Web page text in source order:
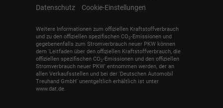
Datenschutz
Cookie-Einstellungen
Weitere Informationen zum offiziellen Kraftstoffverbrauch
und zu den offiziellen spezifischen CO2-Emissionen und
gegebenenfalls zum Stromverbrauch neuer PKW können
dem 'Leitfaden über den offiziellen Kraftstoffverbrauch, die
offiziellen spezifischen CO2-Emissionen und den offiziellen
Stromverbrauch neuer PKW' entnommen werden, der an
allen Verkaufsstellen und bei der 'Deutschen Automobil
Treuhand GmbH' unentgeltlich erhältlich ist unter
www.dat.de.